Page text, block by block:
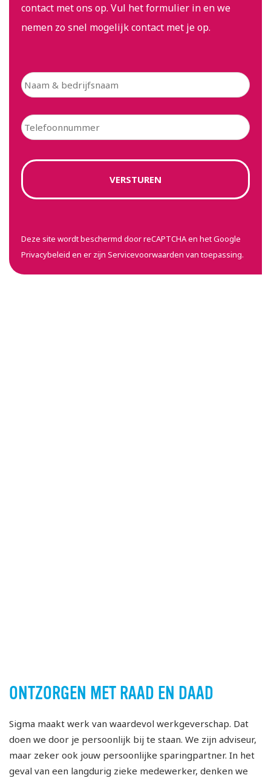
contact met ons op. Vul het formulier in en we
nemen zo snel mogelijk contact met je op.
Deze site wordt beschermd door reCAPTCHA en het Google
Privacybeleid en er zijn Servicevoorwaarden van toepassing.
ONTZORGEN MET RAAD EN DAAD
Sigma maakt werk van waardevol werkgeverschap. Dat
doen we door je persoonlijk bij te staan. We zijn adviseur,
maar zeker ook jouw persoonlijke sparingpartner. In het
geval van een langdurig zieke medewerker, denken we